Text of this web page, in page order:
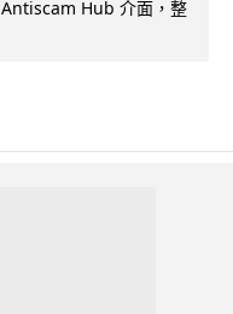
Hub 介面，整